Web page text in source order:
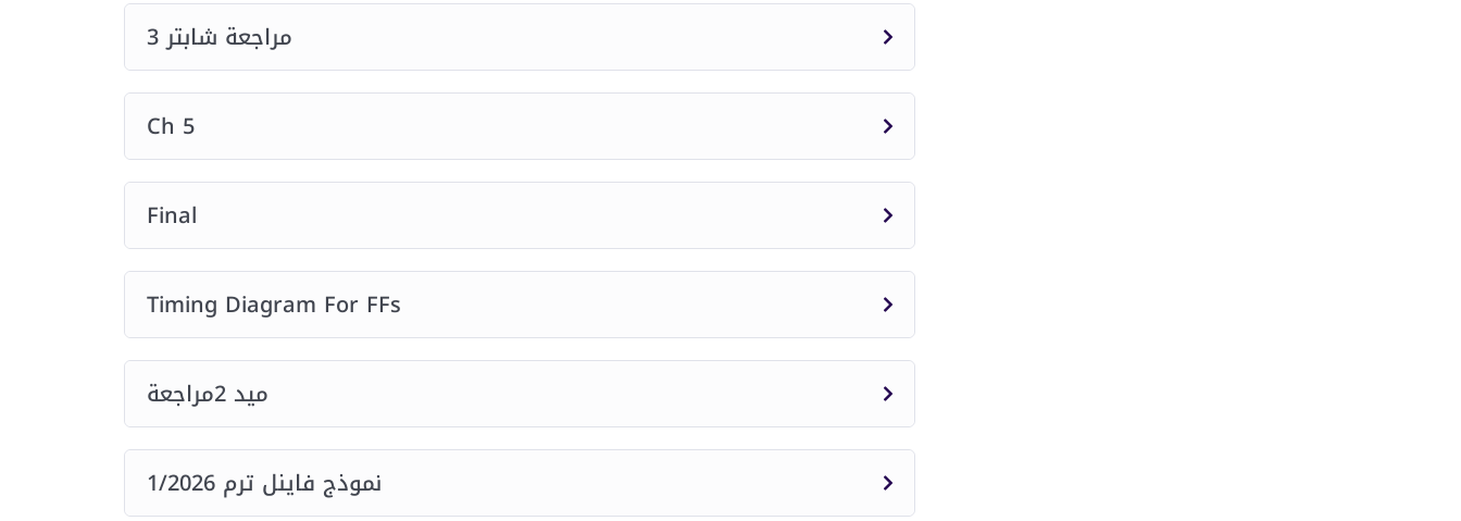
مراجعة شابتر 3
Ch 5
Final
Timing Diagram For FFs
ميد 2مراجعة
نموذج فاينل ترم 1/2026